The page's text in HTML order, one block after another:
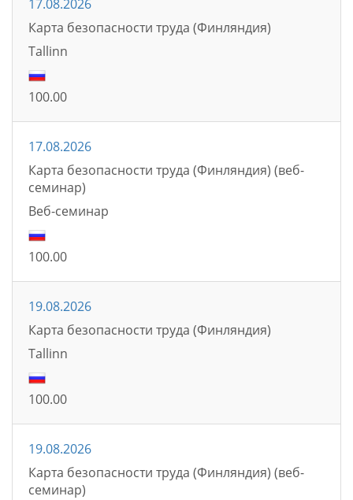
17.08.2026
Карта безопасности труда (Финляндия)
Tallinn
100.00
17.08.2026
Карта безопасности труда (Финляндия) (веб-
семинар)
Bеб-семинаp
100.00
19.08.2026
Карта безопасности труда (Финляндия)
Tallinn
100.00
19.08.2026
Карта безопасности труда (Финляндия) (веб-
семинар)